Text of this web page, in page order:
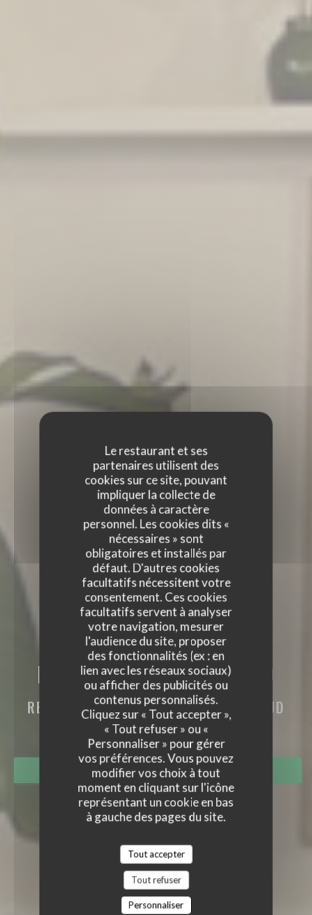
Le restaurant et ses
partenaires utilisent des
cookies sur ce site, pouvant
impliquer la collecte de
données à caractère
personnel. Les cookies dits «
nécessaires » sont
obligatoires et installés par
défaut. D'autres cookies
facultatifs nécessitent votre
consentement. Ces cookies
facultatifs servent à analyser
votre navigation, mesurer
l'audience du site, proposer
des fonctionnalités (ex : en
lien avec les réseaux sociaux)
ou afficher des publicités ou
contenus personnalisés.
Cliquez sur « Tout accepter »,
« Tout refuser » ou «
Personnaliser » pour gérer
vos préférences. Vous pouvez
modifier vos choix à tout
moment en cliquant sur l'icône
représentant un cookie en bas
à gauche des pages du site.
Tout accepter
Tout refuser
Personnaliser
LOVEBIRD SAINT-CLOUD
LOVEBIRD SAINT-CLOUD
RESTAURANT DE TAPAS|SAINT-CLOUD
(92)
RÉSERVER